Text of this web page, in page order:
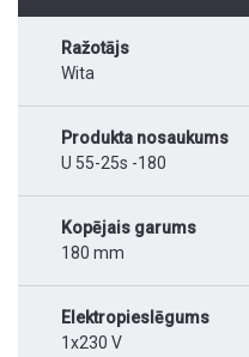
Ražotājs
Wita
Produkta nosaukums
U 55-25s -180
Kopējais garums
180 mm
Elektropieslēgums
1x230 V